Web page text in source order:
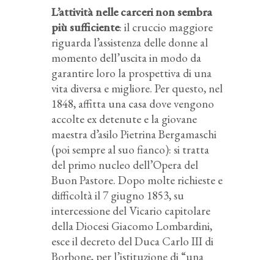
L’attività nelle carceri non sembra
più sufficiente: il cruccio maggiore
riguarda l’assistenza delle donne al
momento dell’uscita in modo da
garantire loro la prospettiva di una
vita diversa e migliore. Per questo, nel
1848, affitta una casa dove vengono
accolte ex detenute e la giovane
maestra d’asilo Pietrina Bergamaschi
(poi sempre al suo fianco): si tratta
del primo nucleo dell’Opera del
Buon Pastore. Dopo molte richieste e
difficoltà il 7 giugno 1853, su
intercessione del Vicario capitolare
della Diocesi Giacomo Lombardini,
esce il decreto del Duca Carlo III di
Borbone, per l’istituzione di “una